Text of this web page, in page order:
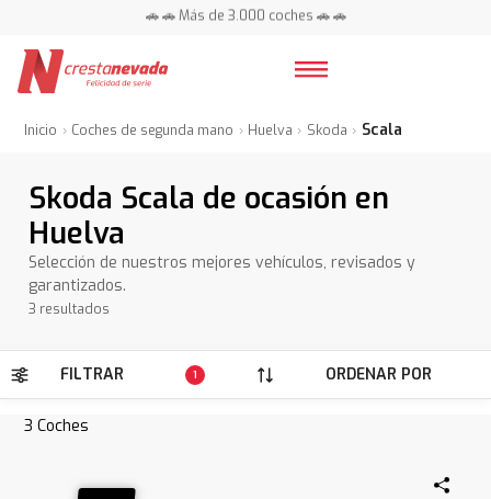
🚗 🚗 Más de 3.000 coches 🚗 🚗
Inicio Coches de segunda mano Huelva Skoda Scala
Skoda Scala de ocasión en
Huelva
Selección de nuestros mejores vehículos, revisados y
garantizados.
3 resultados
FILTRAR 1 ORDENAR POR
3 Coches